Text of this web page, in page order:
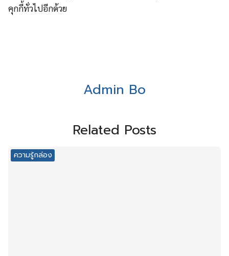
คุกกี้ทั่วไปอีกด้วย
Admin Bo
Related Posts
ความรู้กล่อง